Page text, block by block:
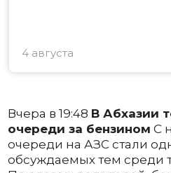
4 августа
Вчера в 19:48 В Абхазии
очереди за бензином С
очереди на АЗС стали
обсуждаемых тем среди